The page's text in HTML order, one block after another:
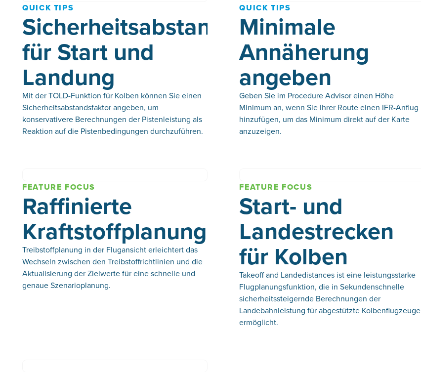
QUICK TIPS
Sicherheitsabstandsfaktor
für Start und
Landung
Mit der TOLD-Funktion für Kolben können Sie einen
Sicherheitsabstandsfaktor angeben, um
konservativere Berechnungen der Pistenleistung als
Reaktion auf die Pistenbedingungen durchzuführen.
QUICK TIPS
Minimale
Annäherung
angeben
Geben Sie im Procedure Advisor einen Höhe
Minimum an, wenn Sie Ihrer Route einen IFR-Anflug
hinzufügen, um das Minimum direkt auf der Karte
anzuzeigen.
FEATURE FOCUS
Raffinierte
Kraftstoffplanung
Treibstoffplanung in der Flugansicht erleichtert das
Wechseln zwischen den Treibstoffrichtlinien und die
Aktualisierung der Zielwerte für eine schnelle und
genaue Szenarioplanung.
FEATURE FOCUS
Start- und
Landestrecken
für Kolben
Takeoff and Landedistances ist eine leistungsstarke
Flugplanungsfunktion, die in Sekundenschnelle
sicherheitssteigernde Berechnungen der
Landebahnleistung für abgestützte Kolbenflugzeuge
ermöglicht.